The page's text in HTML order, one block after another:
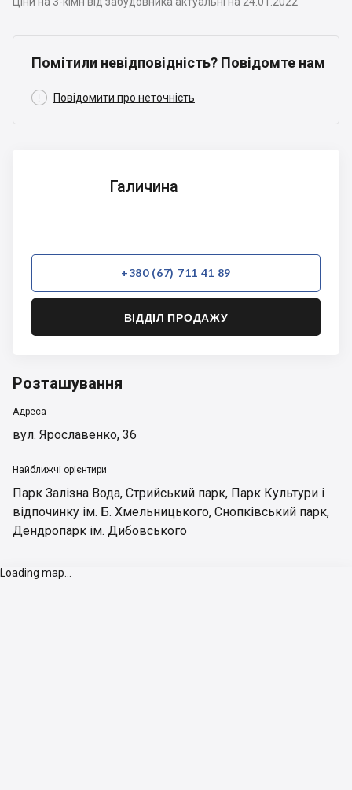
Помітили невідповідність? Повідомте нам
 Повідомити про неточність
Галичина
+380 (67) 711 41 89
ВІДДІЛ ПРОДАЖУ
Розташування
Адреса
вул. Ярославенко, 36
Найближчі орієнтири
Парк Залізна Вода, Стрийський парк, Парк Культури і
відпочинку ім. Б. Хмельницького, Снопківський парк,
Дендропарк ім. Дибовського
Loading map...